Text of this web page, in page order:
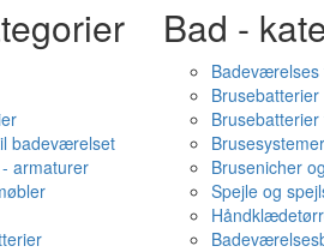
badeværelset
armaturer
Bad -
Badeværelses
Brusebatterier
Brusesystemer
Brusenicher
Spejle og